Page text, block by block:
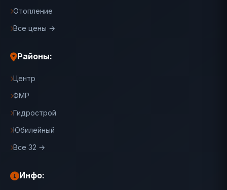
Отопление
Все цены →
Районы:
Центр
ФМР
Гидрострой
Юбилейный
Все 32 →
Инфо: